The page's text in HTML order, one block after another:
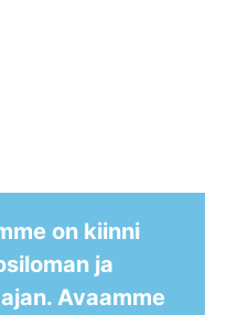
on kiinni
ja
Avaamme